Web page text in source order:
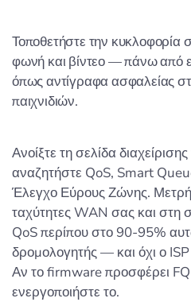
Τοποθετήστε την
φωνή και βίντεο — πάνω από
όπως αντίγραφα ασφαλείας
παιχνιδιών.
Ανοίξτε τη σελίδα
αναζητήστε QoS, Smart
Έλεγχο Εύρους Ζώνης.
ταχύτητες WAN σας και στη
QoS περίπου στο 90-95%
δρομολογητής — και όχι ο
Αν το firmware προσφέρει
ενεργοποιήστε το.